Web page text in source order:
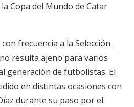
Copa del Mundo de Catar
frecuencia a la Selección
resulta ajeno para varios
generación de futbolistas. El
en distintas ocasiones con
durante su paso por el